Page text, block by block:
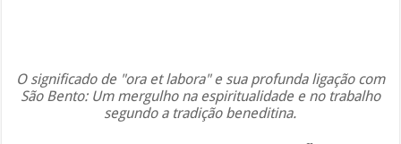
O significado de "ora et labora" e sua profunda ligação com
São Bento: Um mergulho na espiritualidade e no trabalho
segundo a tradição beneditina.